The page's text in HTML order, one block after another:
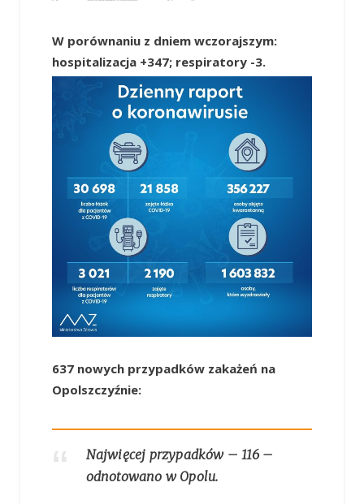
W porównaniu z dniem wczorajszym:
hospitalizacja +347; respiratory -3.
637 nowych przypadków zakażeń na
Opolszczyźnie:
Najwięcej przypadków – 116 –
odnotowano w Opolu.